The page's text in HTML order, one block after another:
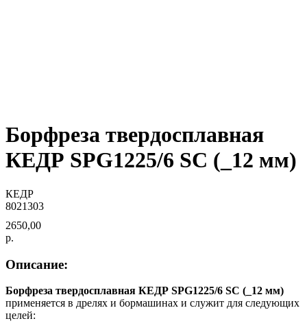
Борфреза твердосплавная
КЕДР SPG1225/6 SC (_12 мм)
КЕДР
8021303
2650,00
р.
Описание:
Борфреза твердосплавная КЕДР SPG1225/6 SC (_12 мм)
применяется в дрелях и бормашинах и служит для следующих
целей: